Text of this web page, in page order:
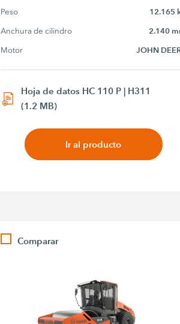
Peso 12.165
Anchura de cilindro 2.140
Motor JOHN
Hoja de datos HC 110 P | H311
(1.2 MB)
Ir al producto
Comparar